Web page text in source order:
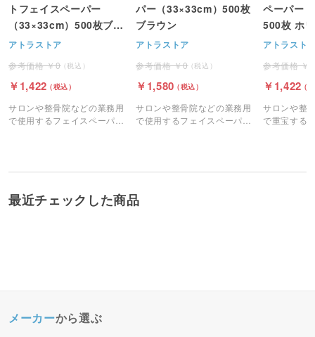
トフェイスペーパー
（33×33cm）500枚ブラ
ウン
アトラストア
0
1,422
サロンや整骨院などの業務用
で使用するフェイスペーパー
パー（33×33cm）500枚
ブラウン
アトラストア
0
1,580
サロンや整骨院などの業務用
で使用するフェイスペーパー
ペーパー
500枚 ホ
アトラスト
1,422
サロンや整
で重宝する
最近チェックした商品
メーカーから選ぶ